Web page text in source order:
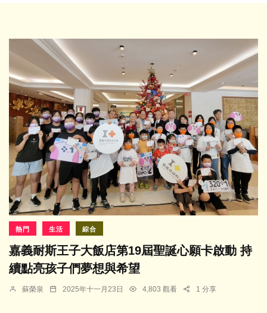
熱門 生活 綜合
嘉義耐斯王子大飯店第19屆聖誕心願卡啟動 持
續點亮孩子們夢想與希望
蘇榮泉 2025年十一月23日 4,803 觀看 1 分享